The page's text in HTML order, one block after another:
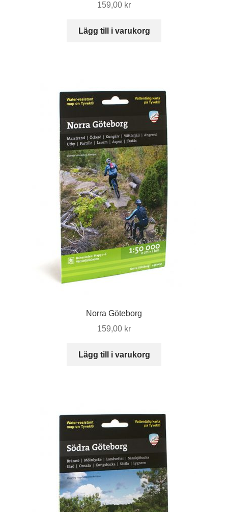
159,00 kr
Lägg till i varukorg
Norra Göteborg
159,00 kr
Lägg till i varukorg